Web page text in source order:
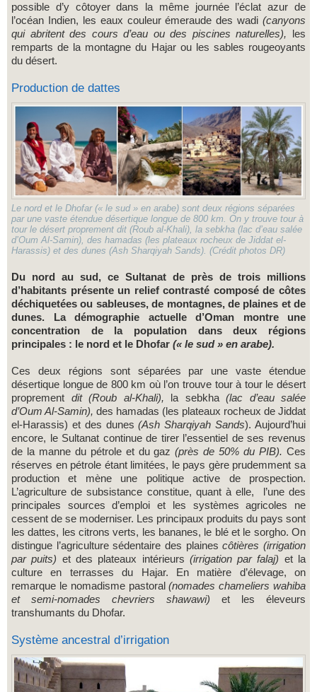
possible d’y côtoyer dans la même journée l’éclat azur de
l’océan Indien, les eaux couleur émeraude des wadi (canyons
qui abritent des cours d’eau ou des piscines naturelles), les
remparts de la montagne du Hajar ou les sables rougeoyants
du désert.
Production de dattes
Le nord et le Dhofar (« le sud » en arabe) sont deux régions séparées
par une vaste étendue désertique longue de 800 km. On y trouve tour à
tour le désert proprement dit (Roub al-Khali), la sebkha (lac d’eau salée
d’Oum Al-Samin), des hamadas (les plateaux rocheux de Jiddat el-
Harassis) et des dunes (Ash Sharqiyah Sands). (Crédit photos DR)
Du nord au sud, ce Sultanat de près de trois millions
d’habitants présente un relief contrasté composé de côtes
déchiquetées ou sableuses, de montagnes, de plaines et de
dunes. La démographie actuelle d’Oman montre une
concentration de la population dans deux régions
principales : le nord et le Dhofar (« le sud » en arabe).
Ces deux régions sont séparées par une vaste étendue
désertique longue de 800 km où l’on trouve tour à tour le désert
proprement dit (Roub al-Khali), la sebkha (lac d’eau salée
d’Oum Al-Samin), des hamadas (les plateaux rocheux de Jiddat
el-Harassis) et des dunes(Ash Sharqiyah Sands). Aujourd’hui
encore, le Sultanat continue de tirer l’essentiel de ses revenus
de la manne du pétrole et du gaz(près de 50% du PIB). Ces
réserves en pétrole étant limitées, le pays gère prudemment sa
production et mène une politique active de prospection.
L’agriculture de subsistance constitue, quant à elle, l’une des
principales sources d’emploi et les systèmes agricoles ne
cessent de se moderniser. Les principaux produits du pays sont
les dattes, les citrons verts, les bananes, le blé et le sorgho. On
distingue l’agriculture sédentaire des plainescôtières (irrigation
par puits) et des plateaux intérieurs (irrigation par falaj) et la
culture en terrasses du Hajar. En matière d’élevage, on
remarque le nomadisme pastoral(nomades chameliers wahiba
et semi-nomades chevriers shawawi) et les éleveurs
transhumants du Dhofar.
Système ancestral d’irrigation